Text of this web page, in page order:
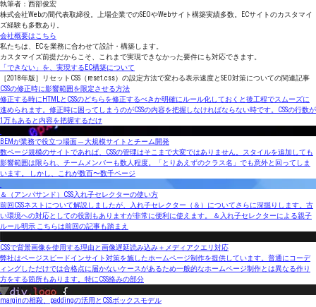
執筆者：西部俊宏
株式会社Webの間代表取締役。上場企業でのSEOやWebサイト構築実績多数。ECサイトのカスタマイ
ズ経験も多数あり。
会社概要はこちら
私たちは、ECを業務に合わせて設計・構築します。
カスタマイズ前提だからこそ、これまで実現できなかった要件にも対応できます。
「できない」を、実現するEC構築について
［2018年版］リセットCSS（reset.css）の設定方法で変わる表示速度とSEO対策についての関連記事
CSSの修正時に影響範囲を限定させる方法
修正する時にHTMLとCSSのどちらを修正するべきか明確にルール化しておくと後工程でスムーズに
進められます。修正時に困ってしまうのがCSSの内容を把握しなければならない時です。CSSの行数が
1万もあると内容を把握するだけ
BEMが業務で役立つ場面 ─ 大規模サイトとチーム開発
数ページ規模のサイトであれば、CSSの管理はそこまで大変ではありません。スタイルを追加しても
影響範囲は限られ、チームメンバーも数人程度。「とりあえずのクラス名」でも意外と回ってしま
います。 しかし、これが数百〜数千ページ
＆（アンパサンド）CSS入れ子セレクターの使い方
前回CSSネストについて解説しましたが、入れ子セレクター（＆）についてさらに深掘りします。古
い環境への対応としての役割もありますが非常に便利に使えます。 ＆入れ子セレクターによる親子
ルール明示 こちらは前回の記事も踏まえ
CSSで背景画像を使用する理由と画像遅延読み込み＋メディアクエリ対応
弊社はページスピードインサイト対策を施したホームページ制作を提供しています。普通にコーデ
ィングしただけでは合格点に届かないケースがあるため一般的なホームページ制作とは異なる作り
方をする箇所もあります。特にCSS絡みの部分
marginの相殺、paddingの活用とCSSボックスモデル